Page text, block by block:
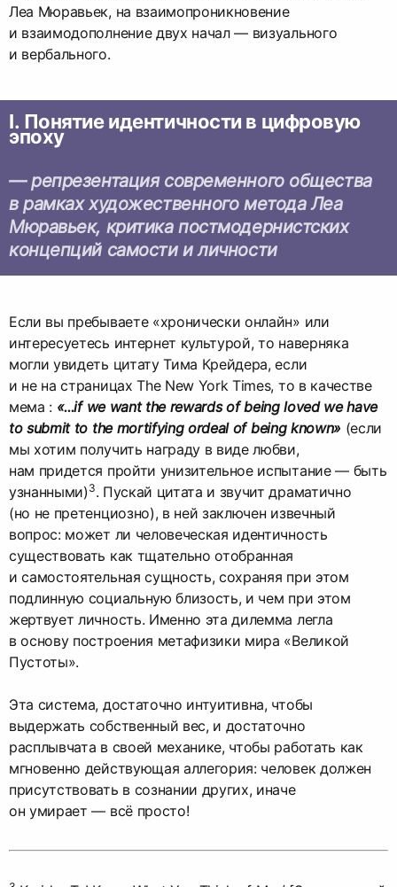
Леа Мюравьек, на взаимопроникновение
и взаимодополнение двух начал — визуального
и вербального.
I. Понятие идентичности в цифровую
эпоху
— репрезентация современного общества
в рамках художественного метода Леа
Мюравьек, критика постмодернистских
концепций самости и личности
Если вы пребываете «хронически онлайн» или
интересуетесь интернет культурой, то наверняка
могли увидеть цитату Тима Крейдера, если
и не на страницах The New York Times, то в качестве
мема : «...if we want the rewards of being loved we have
to submit to the mortifying ordeal of being known» (если
мы хотим получить награду в виде любви,
нам придется пройти унизительное испытание — быть
узнанными) 3. Пускай цитата и звучит драматично
(но не претенциозно), в ней заключен извечный
вопрос: может ли человеческая идентичность
существовать как тщательно отобранная
и самостоятельная сущность, сохраняя при этом
подлинную социальную близость, и чем при этом
жертвует личность. Именно эта дилемма легла
в основу построения метафизики мира «Великой
Пустоты».
Эта система, достаточно интуитивна, чтобы
выдержать собственный вес, и достаточно
расплывчата в своей механике, чтобы работать как
мгновенно действующая аллегория: человек должен
присутствовать в сознании других, иначе
он умирает — всё просто!